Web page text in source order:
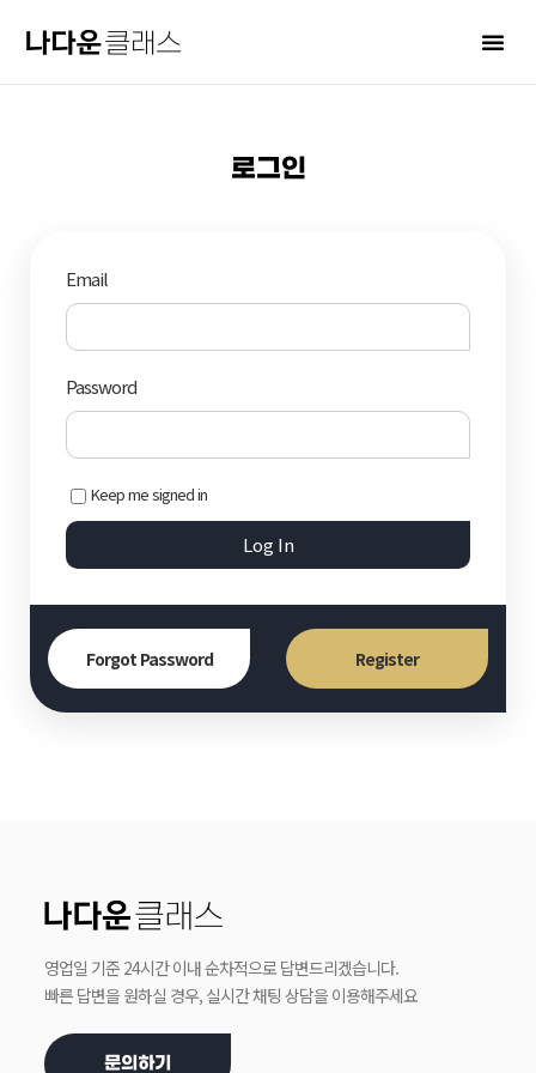
로그인
Email
Password
Keep me signed in
Log In
Forgot Password Register
영업일 기준 24시간 이내 순차적으로 답변드리겠습니다.
빠른 답변을 원하실 경우, 실시간 채팅 상담을 이용해주세요
문의하기